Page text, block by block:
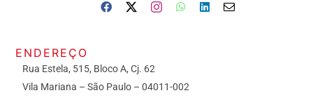
ENDEREÇO
Rua Estela, 515, Bloco A, Cj. 62
Vila Mariana – São Paulo – 04011-002